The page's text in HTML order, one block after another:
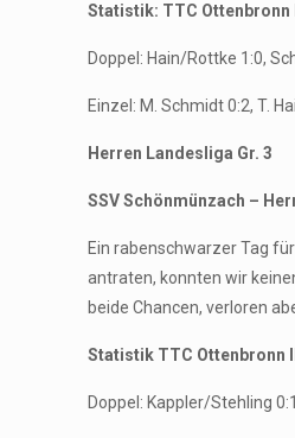
Statistik: TTC Ottenbronn
Doppel: Hain/Rottke 1:0,
Einzel: M. Schmidt 0:2, T.
Herren Landesliga Gr. 3
SSV Schönmünzach –
Ein rabenschwarzer Tag
antraten, konnten wir
beide Chancen, verloren
Statistik TTC Ottenbronn
Doppel: Kappler/Stehling